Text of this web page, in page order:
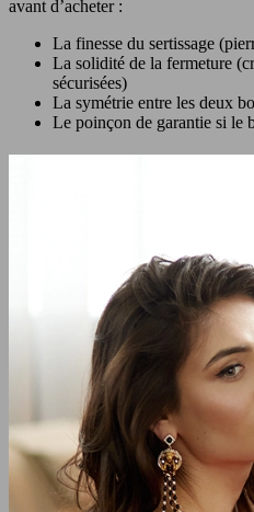
avant d’acheter :
La finesse du sertissage
La solidité de la fermeture
sécurisées)
La symétrie entre les deux
Le poinçon de garantie si le